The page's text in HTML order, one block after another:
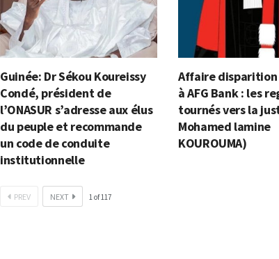
Guinée: Dr Sékou Koureissy
Condé, président de
l’ONASUR s’adresse aux élus
du peuple et recommande
un code de conduite
institutionnelle
Affaire disparition
à AFG Bank : les
tournés vers la
Mohamed lamine
KOUROUMA)
PREV NEXT 1 of117